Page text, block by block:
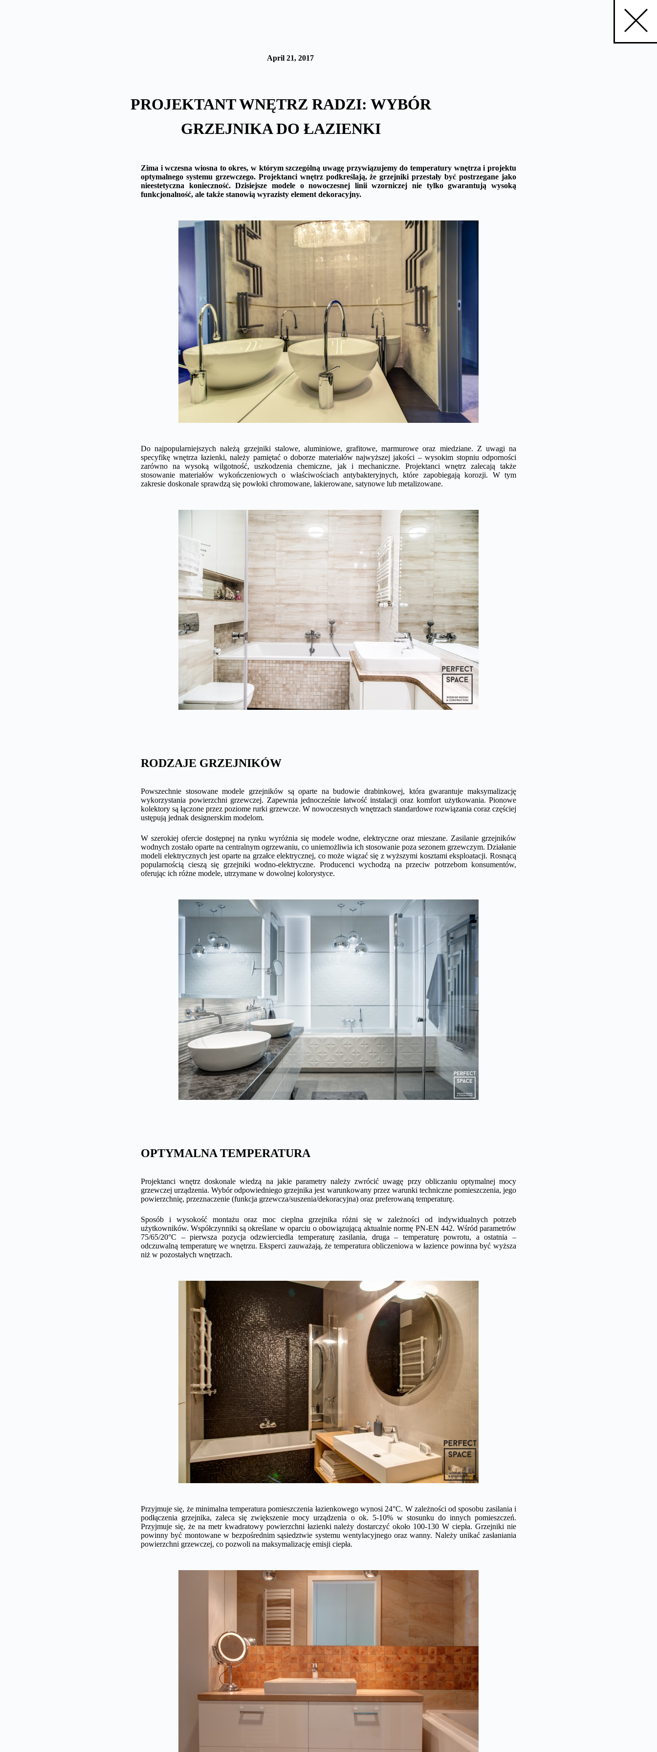
April 21, 2017
PROJEKTANT WNĘTRZ RADZI: WYBÓR
GRZEJNIKA DO ŁAZIENKI
Zima i wczesna wiosna to okres, w którym szczególną uwagę przywiązujemy do temperatury wnętrza i projektu
optymalnego systemu grzewczego. Projektanci wnętrz podkreślają, że grzejniki przestały być postrzegane jako
nieestetyczna konieczność. Dzisiejsze modele o nowoczesnej linii wzorniczej nie tylko gwarantują wysoką
funkcjonalność, ale także stanowią wyrazisty element dekoracyjny.
Do najpopularniejszych należą grzejniki stalowe, aluminiowe, grafitowe, marmurowe oraz miedziane. Z uwagi na
specyfikę wnętrza łazienki, należy pamiętać o doborze materiałów najwyższej jakości – wysokim stopniu odporności
zarówno na wysoką wilgotność, uszkodzenia chemiczne, jak i mechaniczne. Projektanci wnętrz zalecają także
stosowanie materiałów wykończeniowych o właściwościach antybakteryjnych, które zapobiegają korozji. W tym
zakresie doskonale sprawdzą się powłoki chromowane, lakierowane, satynowe lub metalizowane.
RODZAJE GRZEJNIKÓW
Powszechnie stosowane modele grzejników są oparte na budowie drabinkowej, która gwarantuje maksymalizację
wykorzystania powierzchni grzewczej. Zapewnia jednocześnie łatwość instalacji oraz komfort użytkowania. Pionowe
kolektory są łączone przez poziome rurki grzewcze. W nowoczesnych wnętrzach standardowe rozwiązania coraz częściej
ustępują jednak designerskim modelom.
W szerokiej ofercie dostępnej na rynku wyróżnia się modele wodne, elektryczne oraz mieszane. Zasilanie grzejników
wodnych zostało oparte na centralnym ogrzewaniu, co uniemożliwia ich stosowanie poza sezonem grzewczym. Działanie
modeli elektrycznych jest oparte na grzałce elektrycznej, co może wiązać się z wyższymi kosztami eksploatacji. Rosnącą
popularnością cieszą się grzejniki wodno-elektryczne. Producenci wychodzą na przeciw potrzebom konsumentów,
oferując ich różne modele, utrzymane w dowolnej kolorystyce.
OPTYMALNA TEMPERATURA
Projektanci wnętrz doskonale wiedzą na jakie parametry należy zwrócić uwagę przy obliczaniu optymalnej mocy
grzewczej urządzenia. Wybór odpowiedniego grzejnika jest warunkowany przez warunki techniczne pomieszczenia, jego
powierzchnię, przeznaczenie (funkcja grzewcza/suszenia/dekoracyjna) oraz preferowaną temperaturę.
Sposób i wysokość montażu oraz moc cieplna grzejnika różni się w zależności od indywidualnych potrzeb
użytkowników. Współczynniki są określane w oparciu o obowiązującą aktualnie normę PN-EN 442. Wśród parametrów
75/65/20°C – pierwsza pozycja odzwierciedla temperaturę zasilania, druga – temperaturę powrotu, a ostatnia –
odczuwalną temperaturę we wnętrzu. Eksperci zauważają, że temperatura obliczeniowa w łazience powinna być wyższa
niż w pozostałych wnętrzach.
Przyjmuje się, że minimalna temperatura pomieszczenia łazienkowego wynosi 24°C. W zależności od sposobu zasilania i
podłączenia grzejnika, zaleca się zwiększenie mocy urządzenia o ok. 5-10% w stosunku do innych pomieszczeń.
Przyjmuje się, że na metr kwadratowy powierzchni łazienki należy dostarczyć około 100-130 W ciepła. Grzejniki nie
powinny być montowane w bezpośrednim sąsiedztwie systemu wentylacyjnego oraz wanny. Należy unikać zasłaniania
powierzchni grzewczej, co pozwoli na maksymalizację emisji ciepła.